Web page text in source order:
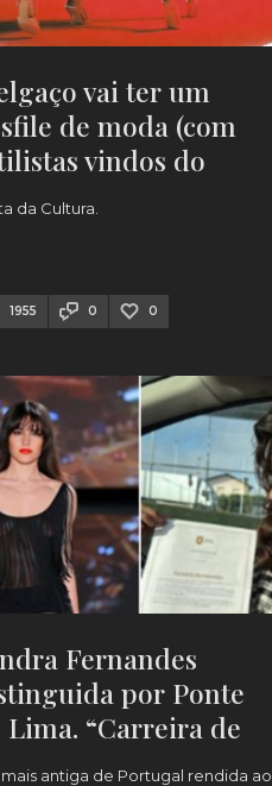
vai ter um
de moda (com
vindos do
da Cultura.
1955 0 0
Fernandes
por Ponte
Lima. “Carreira de
mais antiga de Portugal rendida ao